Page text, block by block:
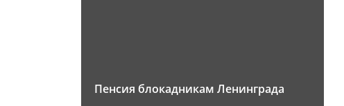
Пенсия блокадникам Ленинграда